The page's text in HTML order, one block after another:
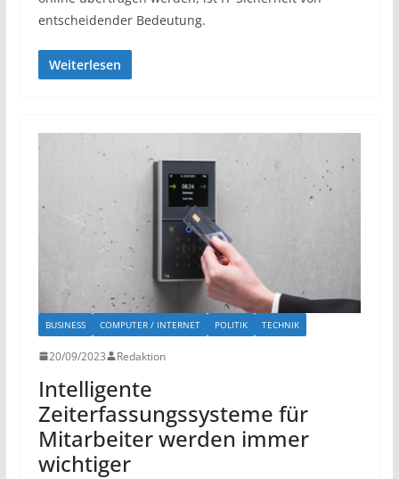
entscheidender Bedeutung.
Weiterlesen
BUSINESS COMPUTER / INTERNET POLITIK TECHNIK
20/09/2023 Redaktion
Intelligente
Zeiterfassungssysteme für
Mitarbeiter werden immer
wichtiger